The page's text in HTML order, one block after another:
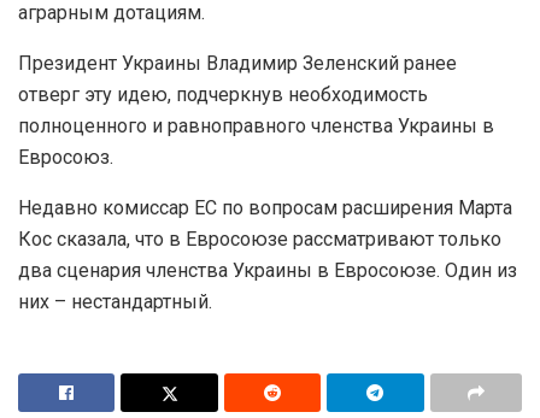
аграрным дотациям.
Президент Украины Владимир Зеленский ранее
отверг эту идею, подчеркнув необходимость
полноценного и равноправного членства Украины в
Евросоюз.
Недавно комиссар ЕС по вопросам расширения Марта
Кос сказала, что в Евросоюзе рассматривают только
два сценария членства Украины в Евросоюзе. Один из
них – нестандартный.